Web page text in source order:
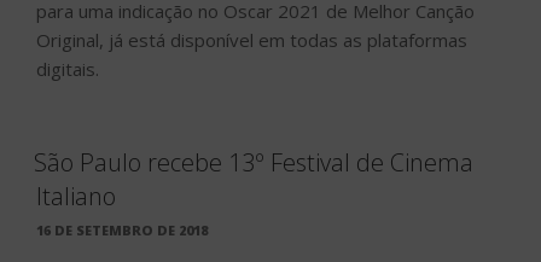
para uma indicação no Oscar 2021 de Melhor Canção
Original, já está disponível em todas as plataformas
digitais.
São Paulo recebe 13º Festival de Cinema
Italiano
PUBLICADO
16 DE SETEMBRO DE 2018